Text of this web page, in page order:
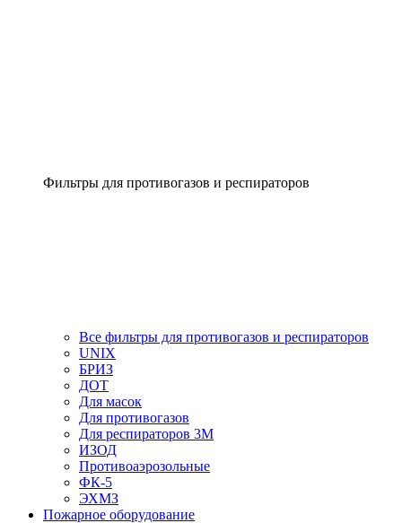
Фильтры для противогазов и респираторов
Все фильтры для противогазов и респираторов
UNIX
БРИЗ
ДОТ
Для масок
Для противогазов
Для респираторов 3М
ИЗОД
Противоаэрозольные
ФК-5
ЭХМЗ
Пожарное оборудование